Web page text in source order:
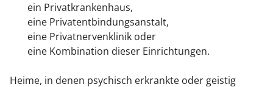
ein Privatkrankenhaus,
eine Privatentbindungsanstalt,
eine Privatnervenklinik oder
eine Kombination dieser Einrichtungen.
Heime, in denen psychisch erkrankte oder geistig